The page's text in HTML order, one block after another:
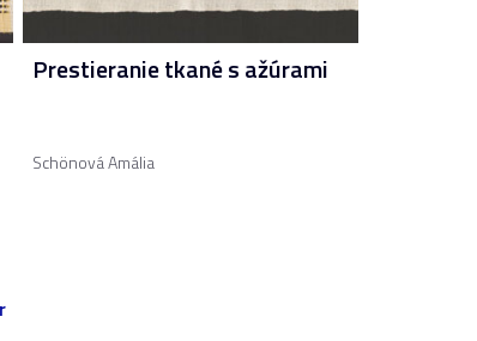
Prestieranie tkané s ažúrami
Schönová Amália